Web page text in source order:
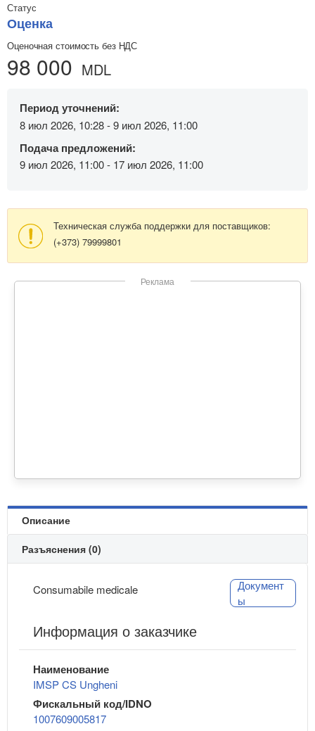
Статус
Оценка
Оценочная стоимость без НДС
98 000 MDL
Период уточнений:
8 июл 2026, 10:28 - 9 июл 2026, 11:00
Подача предложений:
9 июл 2026, 11:00 - 17 июл 2026, 11:00
Техническая служба поддержки для поставщиков:
(+373) 79999801
Реклама
Описание
Разъяснения (0)
Consumabile medicale
Документ
ы
Информация о заказчике
Наименование
IMSP CS Ungheni
Фискальный код/IDNO
1007609005817